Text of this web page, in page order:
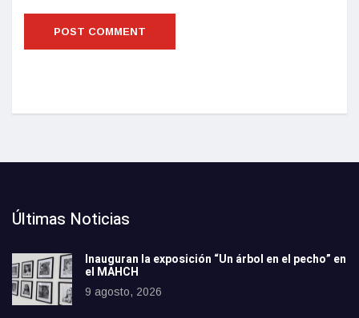
Últimas Noticias
Inauguran la exposición “Un árbol en el pecho” en
el MAHCH
9 agosto, 2026